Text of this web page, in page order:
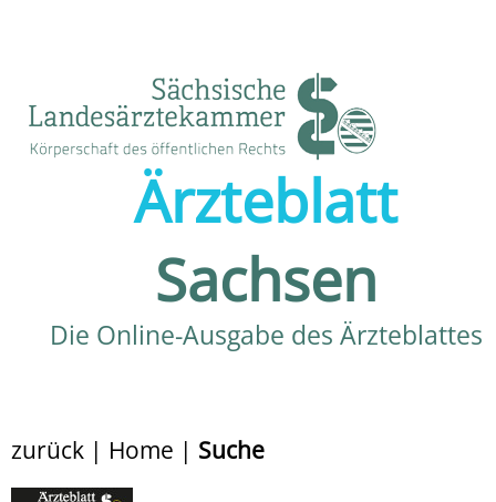
Ärzteblatt
Sachsen
Die Online-Ausgabe des Ärzteblattes
zurück | Home | Suche